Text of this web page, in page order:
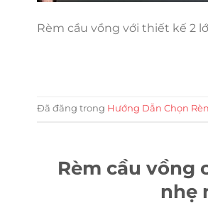
Rèm cầu vồng với thiết kế 2
Đã đăng trong Hướng Dẫn Chọn
Rèm cầu vồng
nhẹ